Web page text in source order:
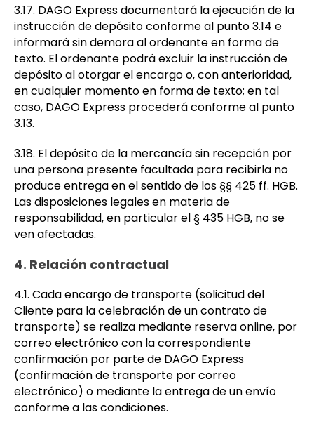
3.17. DAGO Express documentará la ejecución de la
instrucción de depósito conforme al punto 3.14 e
informará sin demora al ordenante en forma de
texto. El ordenante podrá excluir la instrucción de
depósito al otorgar el encargo o, con anterioridad,
en cualquier momento en forma de texto; en tal
caso, DAGO Express procederá conforme al punto
3.13.
3.18. El depósito de la mercancía sin recepción por
una persona presente facultada para recibirla no
produce entrega en el sentido de los §§ 425 ff. HGB.
Las disposiciones legales en materia de
responsabilidad, en particular el § 435 HGB, no se
ven afectadas.
4. Relación contractual
4.1. Cada encargo de transporte (solicitud del
Cliente para la celebración de un contrato de
transporte) se realiza mediante reserva online, por
correo electrónico con la correspondiente
confirmación por parte de DAGO Express
(confirmación de transporte por correo
electrónico) o mediante la entrega de un envío
conforme a las condiciones.